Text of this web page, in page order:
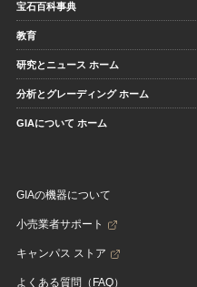
宝石百科事典
教育
研究とニュース ホーム
分析とグレーディング ホーム
GIAについて ホーム
GIAの機器について
小売業者サポート
キャンパス ストア
よくある質問（FAQ）